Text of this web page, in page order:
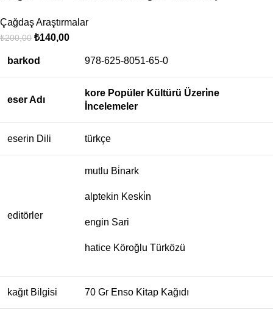
Çağdaş Araştırmalar
₺200,00 ₺140,00
barkod 978-625-8051-65-0
eser Adı
kore Popüler Kültürü Üzeri̇ne
İncelemeler
eserin Dili türkçe
editörler
mutlu Bi̇nark
alptekin Keski̇n
engin Sari
hatice Köroğlu Türközü
kağıt Bilgisi 70 Gr Enso Kitap Kağıdı